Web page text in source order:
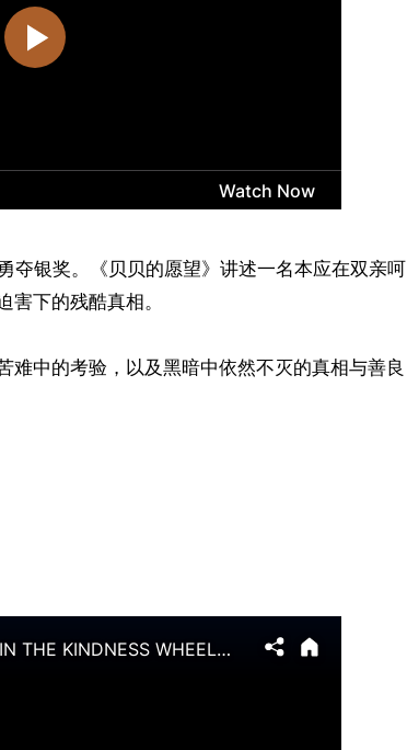
夺银奖。《贝贝的愿望》讲述一名本应在双亲呵
害下的残酷真相。
难中的考验，以及黑暗中依然不灭的真相与善良